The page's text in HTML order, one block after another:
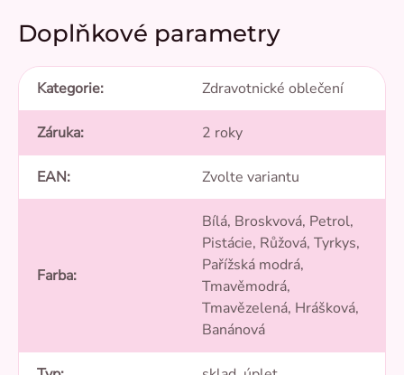
Doplňkové parametry
Kategorie: Zdravotnické oblečení
Záruka: 2 roky
EAN: Zvolte variantu
Farba:
Bílá, Broskvová, Petrol,
Pistácie, Růžová, Tyrkys,
Pařížská modrá,
Tmavěmodrá,
Tmavězelená, Hrášková,
Banánová